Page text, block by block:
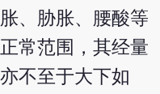
、胁胀、腰酸等
常范围，其经量
不至于大下如